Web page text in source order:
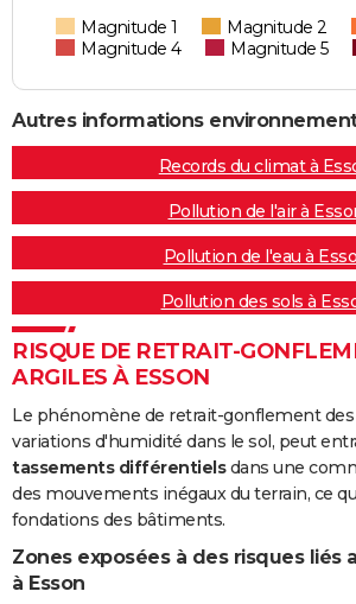
Magnitude 1 Magnitude 2
Magnitude 4
Magnitude 5
Autres informations
Records du climat à
Pollution de l'air à
Pollution de l'eau à
Pollution des sols à
RISQUE DE RETRAIT-
ARGILES À ESSON
Le phénomène de retrait-gonflement des
variations d'humidité dans le sol, peut
tassements différentielsdans une
des mouvements inégaux du terrain, ce
fondations des bâtiments.
Zones exposées à des risques liés
à Esson